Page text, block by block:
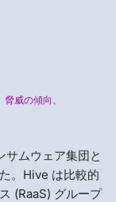
脅威の傾向
ムウェア集団と
。Hive は比較的
(RaaS) グループ